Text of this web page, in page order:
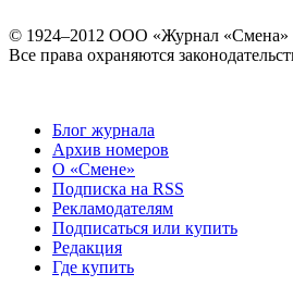
© 1924–2012 ООО «Журнал «Смена»
Все права охраняются
Блог журнала
Архив номеров
О «Смене»
Подписка на RSS
Рекламодателям
Подписаться или купить
Редакция
Где купить